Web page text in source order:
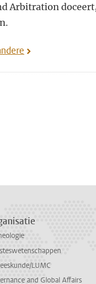
Arbitration
LUMC
and Global Affairs